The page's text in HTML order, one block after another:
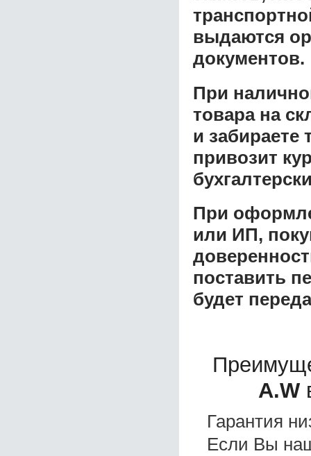
выдаются
документов.
При
товара на
и забираете
привозит
При
или ИП,
поставить
будет
A.W
Гарантия
Если Вы